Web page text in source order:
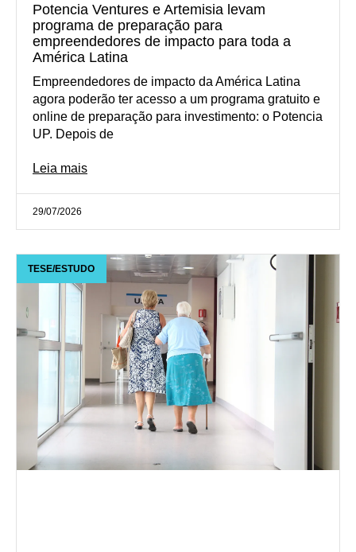
Potencia Ventures e Artemisia levam
programa de preparação para
empreendedores de impacto para toda a
América Latina
Empreendedores de impacto da América Latina
agora poderão ter acesso a um programa gratuito e
online de preparação para investimento: o Potencia
UP. Depois de
Leia mais
29/07/2026
TESE/ESTUDO